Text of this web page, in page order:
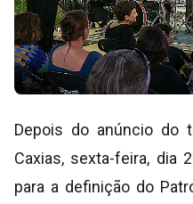
Depois do anúncio do
Caxias, sexta-feira, dia
para a definição do